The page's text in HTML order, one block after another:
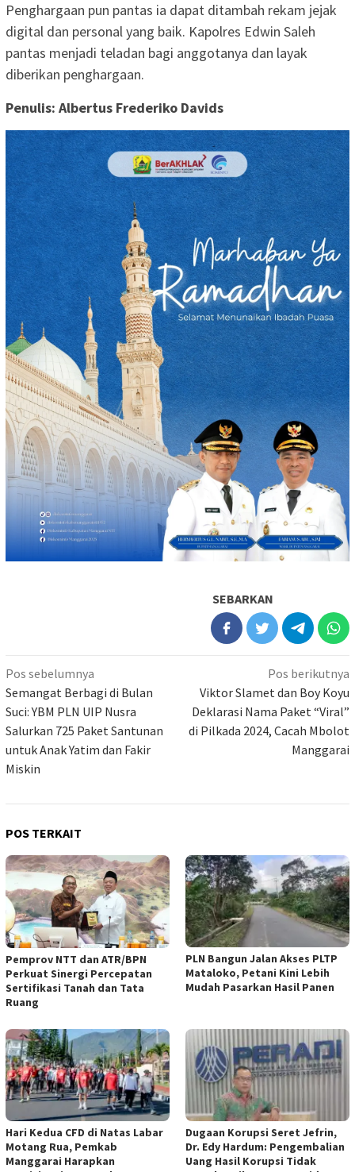
Penghargaan pun pantas ia dapat ditambah rekam jejak
digital dan personal yang baik. Kapolres Edwin Saleh
pantas menjadi teladan bagi anggotanya dan layak
diberikan penghargaan.
Penulis: Albertus Frederiko Davids
SEBARKAN
Navigasi
pos
Pos sebelumnya
Semangat Berbagi di Bulan
Suci: YBM PLN UIP Nusra
Salurkan 725 Paket Santunan
untuk Anak Yatim dan Fakir
Miskin
Pos berikutnya
Viktor Slamet dan Boy Koyu
Deklarasi Nama Paket “Viral”
di Pilkada 2024, Cacah Mbolot
Manggarai
POS TERKAIT
Pemprov NTT dan ATR/BPN
Perkuat Sinergi Percepatan
Sertifikasi Tanah dan Tata
Ruang
PLN Bangun Jalan Akses PLTP
Mataloko, Petani Kini Lebih
Mudah Pasarkan Hasil Panen
Hari Kedua CFD di Natas Labar
Motang Rua, Pemkab
Manggarai Harapkan
Dugaan Korupsi Seret Jefrin,
Dr. Edy Hardum: Pengembalian
Uang Hasil Korupsi Tidak